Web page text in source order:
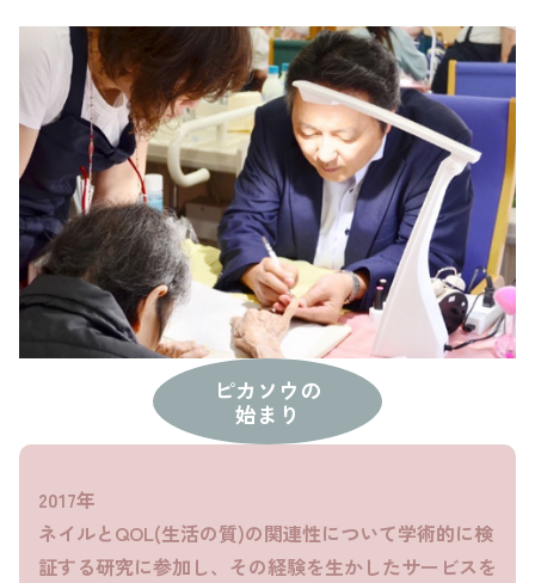
ピカソウの
始まり
2017年
ネイルとQOL(生活の質)の関連性について学術的に検
証する研究に参加し、その経験を生かしたサービスを